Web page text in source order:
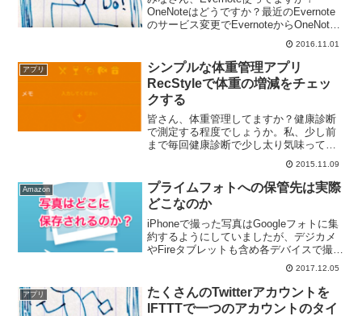
OneNoteはどうですか？最近のEvernote
のサービス変更でEvernoteからOneNote
へ乗り換えられた方も多いのではないで
しょうか？わたし、EvernoteもOneNote
も使っており...
2016.11.01
アプリ
シンプルな体重管理アプリ
RecStyleで体重の増減をチェッ
クする
皆さん、体重管理してますか？健康診断
で測定する程度でしょうか。私、少し前
まで毎回健康診断で少し太り気味ってあ
りがたい指摘をいただいていて。それが
どうしたって感じだったんですけどやっ
ぱり気になってしまうわけで。いまでは
毎日体重計で体重を測って...
2015.11.09
Amazon
プライムフォトへの保管先は実際
どこなのか
iPhoneで撮った写真はGoogleフォトに集
約するようにしていましたが、デジカメ
やFireタブレットも含め各デバイスで撮影
した写真の保管先をAmazonのプライムフ
ォトに集約することにしました。でも、
少し使いにくいなぁと思うことがあり
ま...
2017.12.05
アプリ
たくさんのTwitterアカウントを
IFTTTで一つのアカウントのタイ